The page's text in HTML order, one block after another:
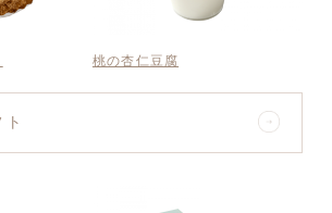
桃の杏仁豆腐